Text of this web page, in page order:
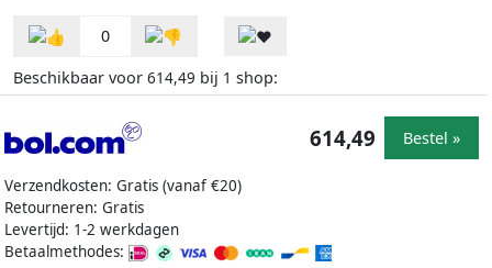
0
Beschikbaar voor 614,49 bij 1 shop:
Verzendkosten: Gratis (vanaf €20)
Retourneren: Gratis
Levertijd: 1-2 werkdagen
Betaalmethodes:
614,49 Bestel »